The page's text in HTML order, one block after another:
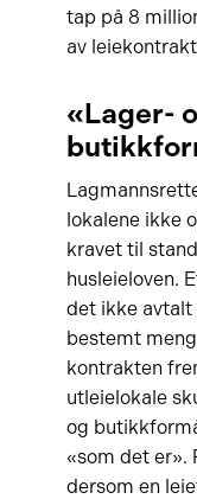
tap på 8
av
«Lager-
lokalene ikke
kravet til
husleieloven.
det ikke avtalt
bestemt
kontrakten
utleielokale
og
«som det er».
dersom en